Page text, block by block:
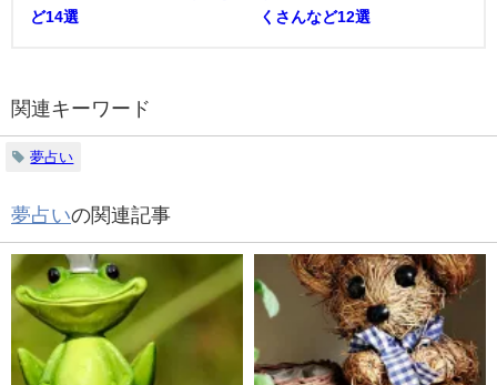
ど14選
くさんなど12選
関連キーワード
夢占い
夢占いの関連記事